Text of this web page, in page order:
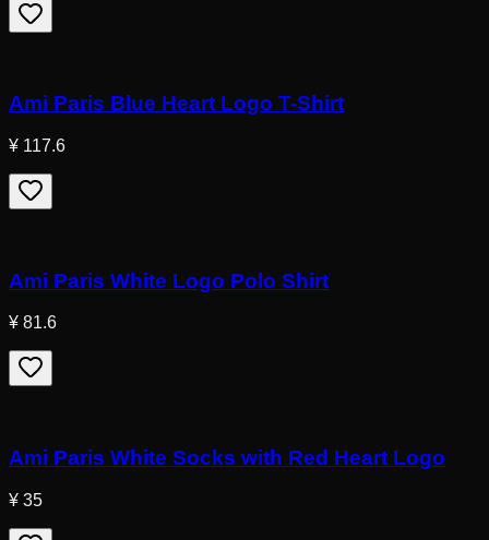
Ami Paris Blue Heart Logo T-Shirt
¥ 117.6
Ami Paris White Logo Polo Shirt
¥ 81.6
Ami Paris White Socks with Red Heart Logo
¥ 35